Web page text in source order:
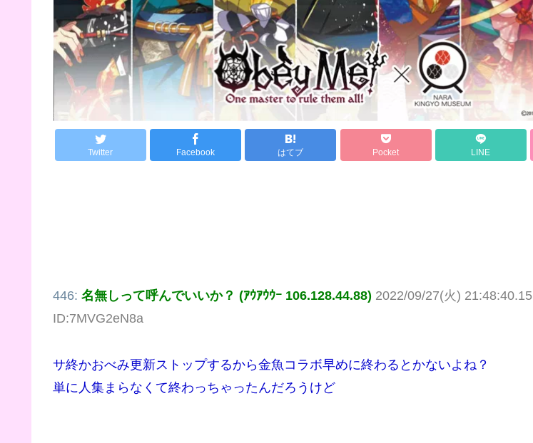
Twitter Facebook はてブ Pocket LINE
446: 名無しって呼んでいいか？ (ｱｳｱｳｳｰ 106.128.44.88) 2022/09/27(火) 21:48:40.15
ID:7MVG2eN8a
サ終かおべみ更新ストップするから金魚コラボ早めに終わるとかないよね？
単に人集まらなくて終わっちゃったんだろうけど